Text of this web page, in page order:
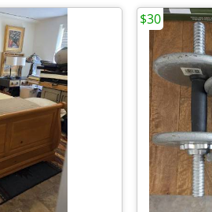
$30